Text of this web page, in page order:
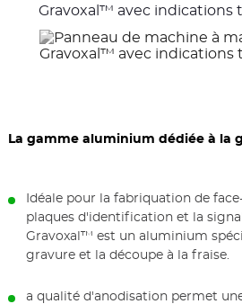
Gravoxal™ avec indications
précédents
La gamme aluminium dédiée à la
Idéale pour la fabriquation de
plaques d'identification et la
Gravoxal™ est un aluminium
gravure et la découpe à la fraise.
a qualité d'anodisation permet